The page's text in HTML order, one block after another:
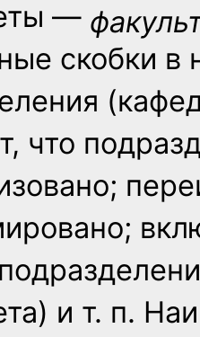
—
скобки в
что
и т. п.